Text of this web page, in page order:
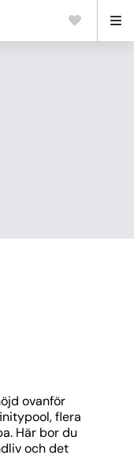
ovanför
flera
Här bor du
och det